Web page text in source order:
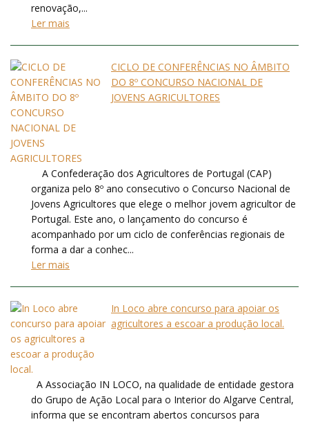
renovação,...
Ler mais
CICLO DE CONFERÊNCIAS NO ÂMBITO
DO 8º CONCURSO NACIONAL DE
JOVENS AGRICULTORES
A Confederação dos Agricultores de Portugal (CAP)
organiza pelo 8º ano consecutivo o Concurso Nacional de
Jovens Agricultores que elege o melhor jovem agricultor de
Portugal. Este ano, o lançamento do concurso é
acompanhado por um ciclo de conferências regionais de
forma a dar a conhec...
Ler mais
In Loco abre concurso para apoiar os
agricultores a escoar a produção local.
A Associação IN LOCO, na qualidade de entidade gestora
do Grupo de Ação Local para o Interior do Algarve Central,
informa que se encontram abertos concursos para